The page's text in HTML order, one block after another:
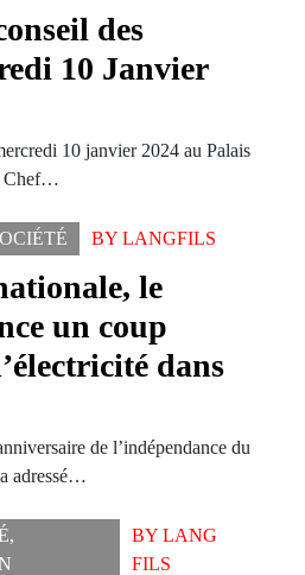
des
10 Janvier
10 janvier 2024 au Palais
Chef…
BYLANGFILS
le
un coup
dans
de l’indépendance du
adressé…
,
BY LANG
FILS